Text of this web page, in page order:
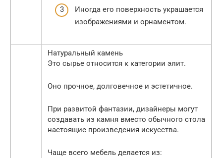
Иногда его поверхность украшается
изображениями и орнаментом.
Натуральный камень
Это сырье относится к категории элит.
Оно прочное, долговечное и эстетичное.
При развитой фантазии, дизайнеры могут
создавать из камня вместо обычного стола
настоящие произведения искусства.
Чаще всего мебель делается из: